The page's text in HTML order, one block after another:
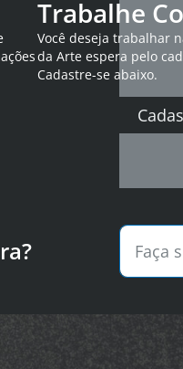
Trabalhe
Você deseja trabalhar
da Arte espera pelo
Cadastre-se abaixo.